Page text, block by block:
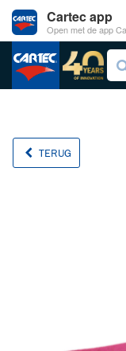
TERUG
Cartec app
Open met de app